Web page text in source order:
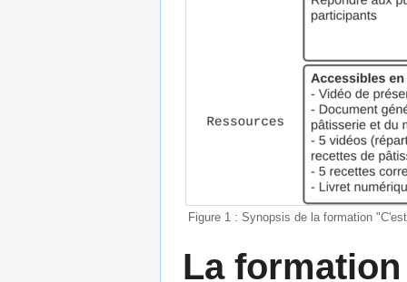
Figure 1 : Synopsis de la formation
La